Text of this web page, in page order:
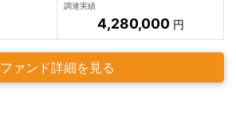
調達実績
4,280,000円
ファンド詳細を見る